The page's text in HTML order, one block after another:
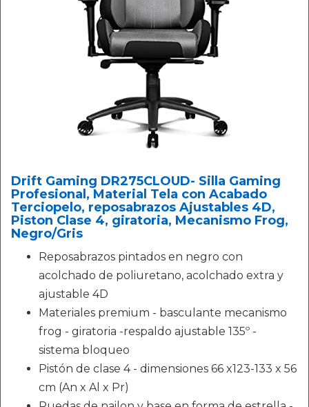
Drift Gaming DR275CLOUD- Silla Gaming
Profesional, Material Tela con Acabado
Terciopelo, reposabrazos Ajustables 4D,
Piston Clase 4, giratoria, Mecanismo Frog,
Negro/Gris
Reposabrazos pintados en negro con
acolchado de poliuretano, acolchado extra y
ajustable 4D
Materiales premium - basculante mecanismo
frog - giratoria -respaldo ajustable 135º -
sistema bloqueo
Pistón de clase 4 - dimensiones 66 x123-133 x 56
cm (An x Al x Pr)